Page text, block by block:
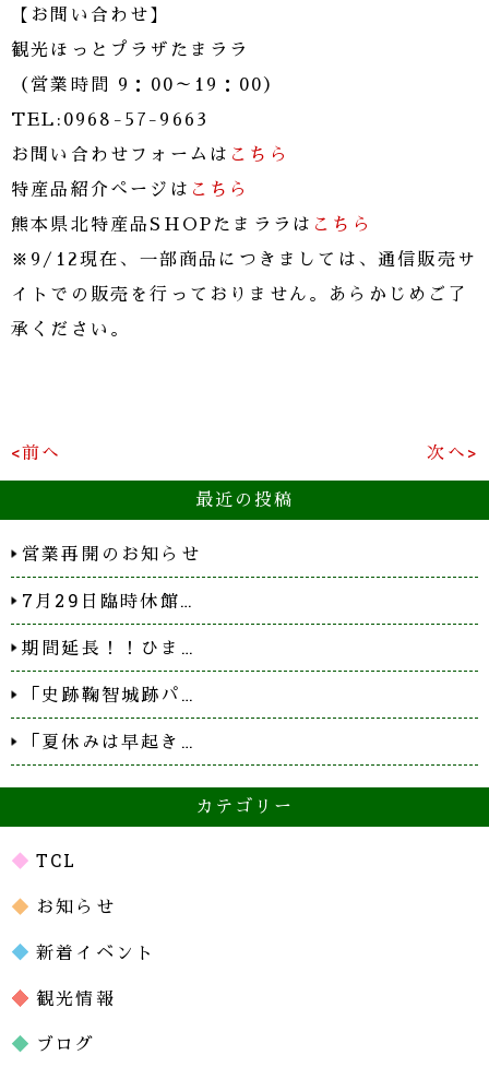
【お問い合わせ】
観光ほっとプラザたまララ
（営業時間 9：00～19：00）
TEL:0968-57-9663
お問い合わせフォームは こちら
特産品紹介ぺージは こちら
熊本県北特産品SHOPたまララは こちら
※9/12現在、一部商品につきましては、通信販売サ
イトでの販売を行っておりません。あらかじめご了
承ください。
<前へ 次へ>
最近の投稿
営業再開のお知らせ
7月29日臨時休館…
期間延長！！ひま…
「史跡鞠智城跡パ…
「夏休みは早起き…
カテゴリー
TCL
お知らせ
新着イベント
観光情報
ブログ